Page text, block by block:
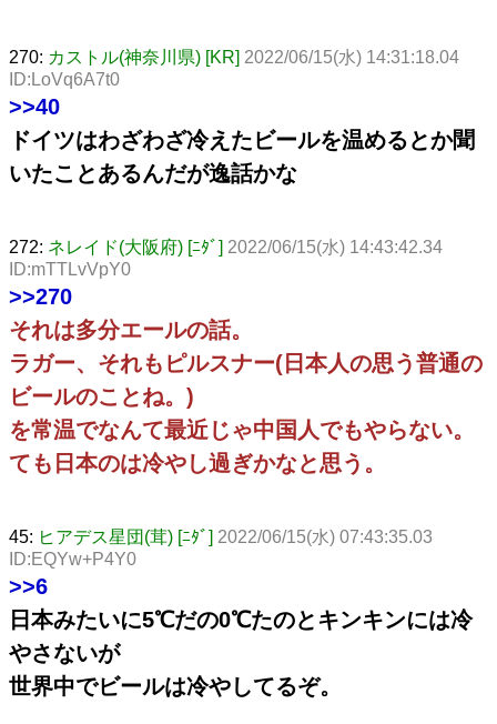
270: カストル(神奈川県) [KR] 2022/06/15(水) 14:31:18.04
ID:LoVq6A7t0
>>40
ドイツはわざわざ冷えたビールを温めるとか聞
いたことあるんだが逸話かな
272: ネレイド(大阪府) [ﾆﾀﾞ] 2022/06/15(水) 14:43:42.34
ID:mTTLvVpY0
>>270
それは多分エールの話。
ラガー、それもピルスナー(日本人の思う普通の
ビールのことね。)
を常温でなんて最近じゃ中国人でもやらない。
ても日本のは冷やし過ぎかなと思う。
45: ヒアデス星団(茸) [ﾆﾀﾞ] 2022/06/15(水) 07:43:35.03
ID:EQYw+P4Y0
>>6
日本みたいに5℃だの0℃たのとキンキンには冷
やさないが
世界中でビールは冷やしてるぞ。